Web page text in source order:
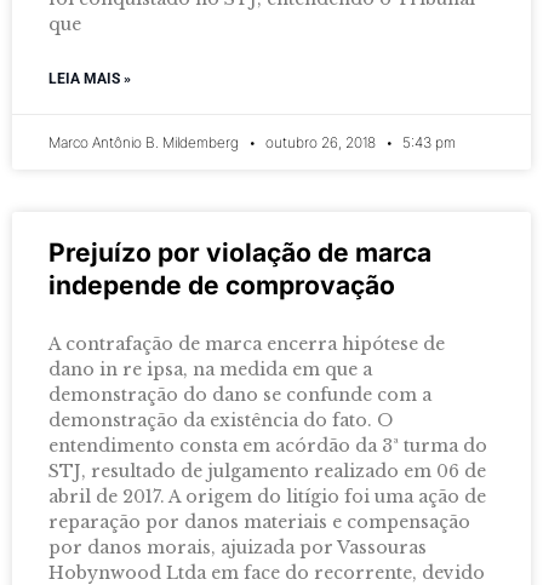
que
LEIA MAIS »
Marco Antônio B. Mildemberg outubro 26, 2018 5:43 pm
Prejuízo por violação de marca
independe de comprovação
A contrafação de marca encerra hipótese de
dano in re ipsa, na medida em que a
demonstração do dano se confunde com a
demonstração da existência do fato. O
entendimento consta em acórdão da 3ª turma do
STJ, resultado de julgamento realizado em 06 de
abril de 2017. A origem do litígio foi uma ação de
reparação por danos materiais e compensação
por danos morais, ajuizada por Vassouras
Hobynwood Ltda em face do recorrente, devido